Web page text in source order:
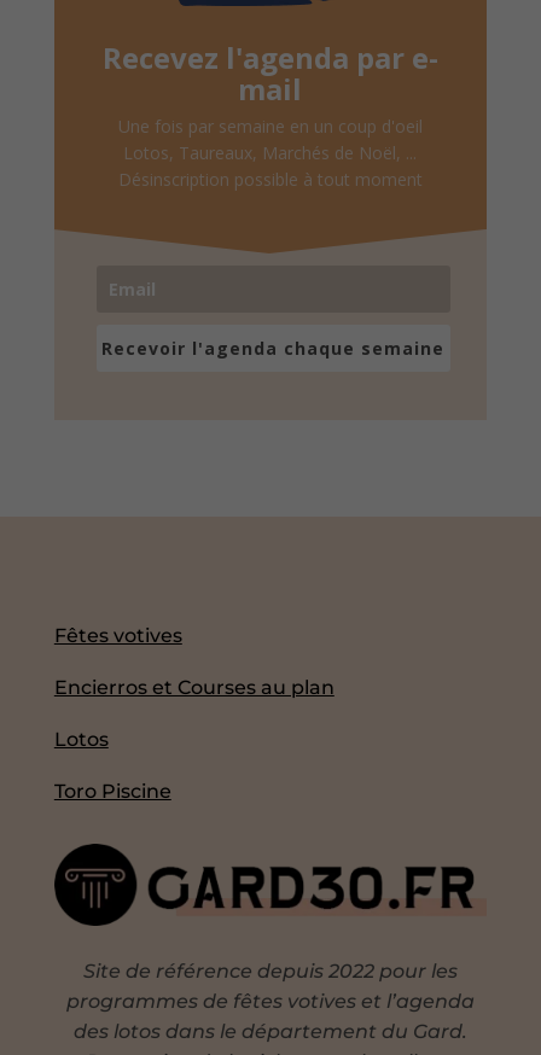
Recevez l'agenda par e-
mail
Une fois par semaine en un coup d'oeil
Lotos, Taureaux, Marchés de Noël, ...
Désinscription possible à tout moment
Recevoir l'agenda chaque semaine
Fêtes votives
Encierros et Courses au plan
Lotos
Toro Piscine
Site de référence depuis 2022 pour les
programmes de fêtes votives et l’agenda
des lotos dans le département du Gard.